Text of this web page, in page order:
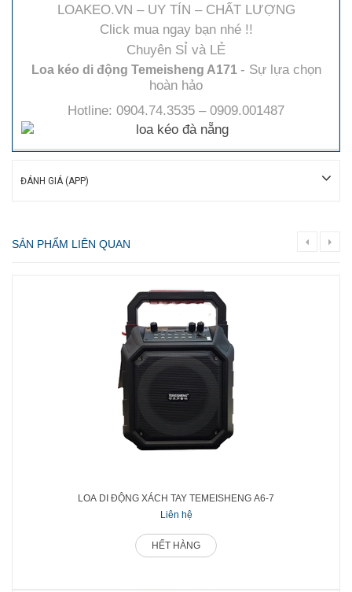
LOAKEO.VN – UY TÍN – CHẤT LƯỢNG
Click mua ngay bạn nhé !!
Chuyên SỈ và LẺ
Loa kéo di động Temeisheng A171 - Sự lựa chọn
hoàn hảo
Hotline: 0904.74.3535 – 0909.001487
ĐÁNH GIÁ (APP)
SẢN PHẨM LIÊN QUAN
LOA DI ĐỘNG XÁCH TAY TEMEISHENG A6-7
Liên hệ
HẾT HÀNG